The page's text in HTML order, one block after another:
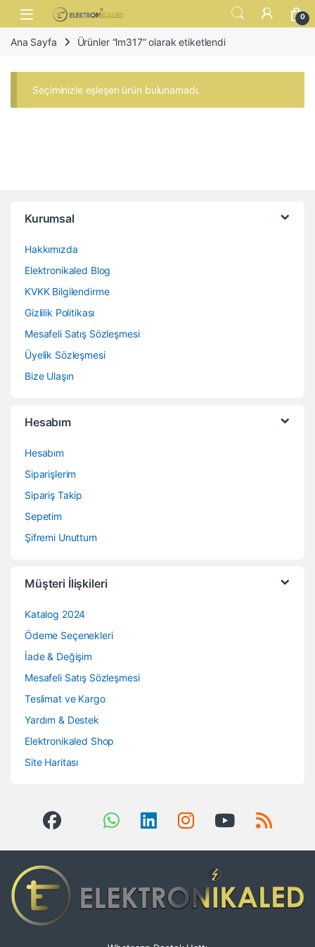
Skip to navigation
Skip to content
Open 0
Ana Sayfa Ürünler “lm317” olarak etiketlendi
Seçiminizle eşleşen ürün bulunamadı.
Kurumsal
Hakkımızda
Elektronikaled Blog
KVKK Bilgilendirme
Gizlilik Politikası
Mesafeli Satış Sözleşmesi
Üyelik Sözleşmesi
Bize Ulaşın
Hesabım
Hesabım
Siparişlerim
Sipariş Takip
Sepetim
Şifremi Unuttum
Müşteri İlişkileri
Katalog 2024
Ödeme Seçenekleri
İade & Değişim
Mesafeli Satış Sözleşmesi
Teslimat ve Kargo
Yardım & Destek
Elektronikaled Shop
Site Haritası